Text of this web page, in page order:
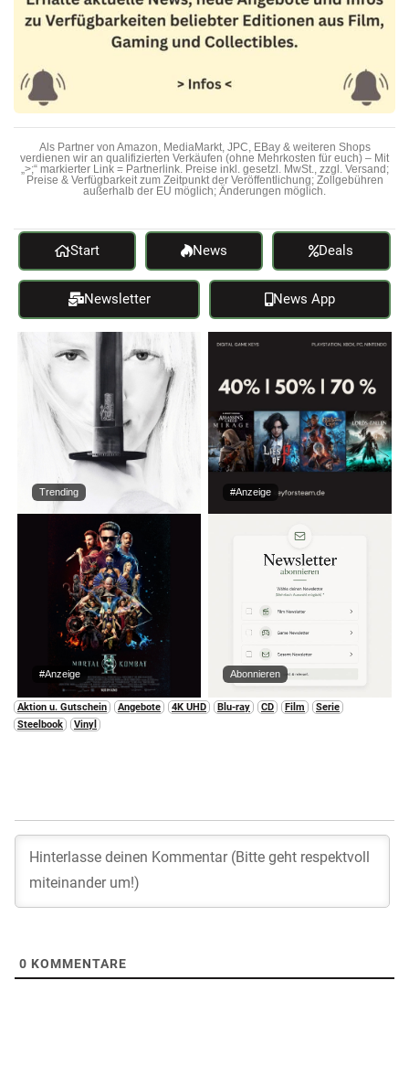
Als Partner von Amazon, MediaMarkt, JPC, EBay & weiteren Shops
verdienen wir an qualifizierten Verkäufen (ohne Mehrkosten für euch) – Mit
„>;“ markierter Link = Partnerlink. Preise inkl. gesetzl. MwSt., zzgl. Versand;
Preise & Verfügbarkeit zum Zeitpunkt der Veröffentlichung; Zollgebühren
außerhalb der EU möglich; Änderungen möglich.
Start News Deals
Newsletter News App
Trending #Anzeige
#Anzeige Abonnieren
Aktion u. Gutschein Angebote 4K UHD Blu-ray CD Film
Serie
Steelbook
Vinyl
0 KOMMENTARE